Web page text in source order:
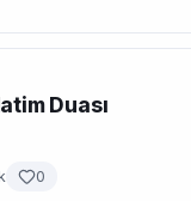
Duası
0